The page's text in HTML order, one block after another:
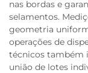
nas bordas e
selamentos.
geometria
operações de
técnicos também
união de lotes